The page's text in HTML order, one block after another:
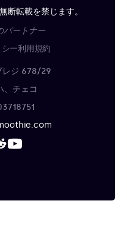
転載を禁じます。
パートナー
ー利用規約
レジ 678/29
、チェコ